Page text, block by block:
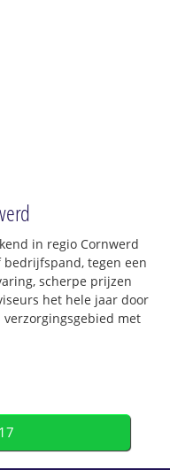
in regio Cornwerd
tegen een
scherpe prijzen
het hele jaar door
met